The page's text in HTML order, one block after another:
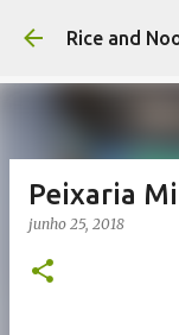
Rice and
Peixaria
junho 25, 2018